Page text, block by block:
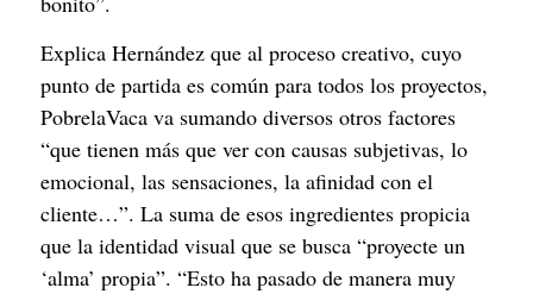
Explica Hernández que al proceso creativo, cuyo
punto de partida es común para todos los proyectos,
PobrelaVaca va sumando diversos otros factores
“que tienen más que ver con causas subjetivas, lo
emocional, las sensaciones, la afinidad con el
cliente…”. La suma de esos ingredientes propicia
que la identidad visual que se busca “proyecte un
‘alma’ propia”. “Esto ha pasado de manera muy